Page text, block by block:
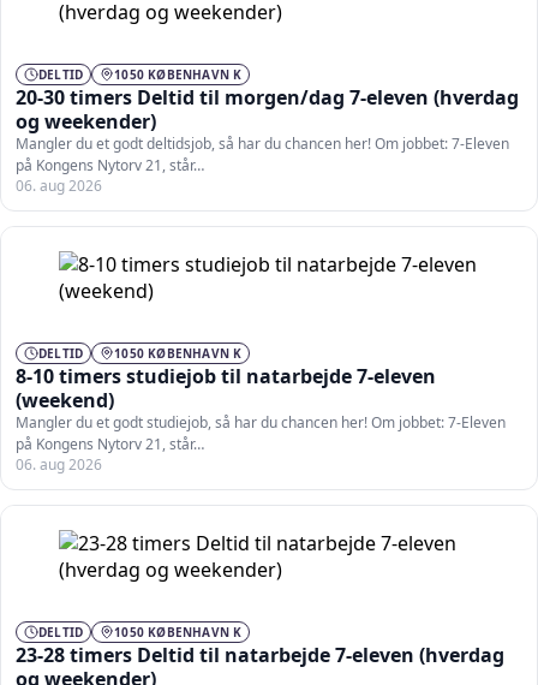
DELTID 1050 KØBENHAVN K
20-30 timers Deltid til morgen/dag 7-eleven (hverdag
og weekender)
Mangler du et godt deltidsjob, så har du chancen her! Om jobbet: 7-Eleven
på Kongens Nytorv 21, står…
06. aug 2026
DELTID 1050 KØBENHAVN K
8-10 timers studiejob til natarbejde 7-eleven
(weekend)
Mangler du et godt studiejob, så har du chancen her! Om jobbet: 7-Eleven
på Kongens Nytorv 21, står…
06. aug 2026
DELTID 1050 KØBENHAVN K
23-28 timers Deltid til natarbejde 7-eleven (hverdag
og weekender)